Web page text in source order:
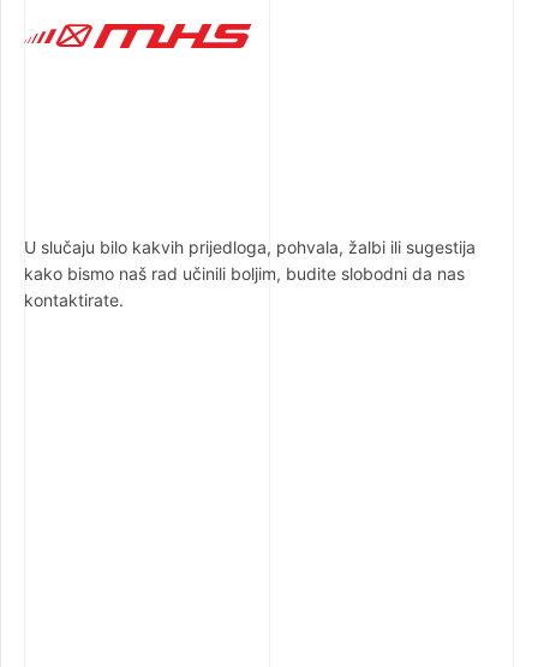
U slučaju bilo kakvih prijedloga, pohvala, žalbi ili sugestija
kako bismo naš rad učinili boljim, budite slobodni da nas
kontaktirate.